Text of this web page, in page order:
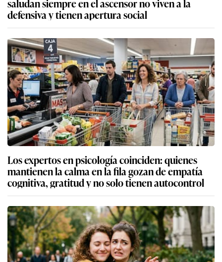
saludan siempre en el ascensor no viven a la
defensiva y tienen apertura social
Los expertos en psicología coinciden: quienes
mantienen la calma en la fila gozan de empatía
cognitiva, gratitud y no solo tienen autocontrol